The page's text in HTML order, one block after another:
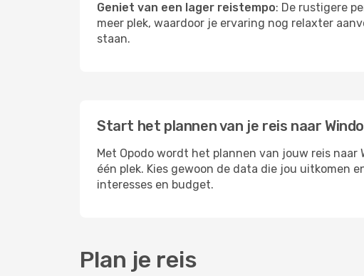
Geniet van een lager reistempo: De rustigere
meer plek, waardoor je ervaring nog relaxter
staan.
Start het plannen van je reis naar
Met Opodo wordt het plannen van jouw reis
één plek. Kies gewoon de data die jou uitkomen
interesses en budget.
Plan je reis